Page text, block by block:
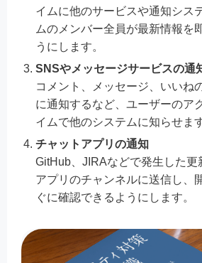
イムに他のサービスや通知シス
ムのメンバー全員が最新情報を
うにします。
SNSやメッセージサービスの通
コメント、メッセージ、いいね
に通知するなど、ユーザーのア
イムで他のシステムに知らせます
チャットアプリの通知
GitHub、JIRAなどで発生した更
アプリのチャンネルに送信し、
ぐに確認できるようにします。